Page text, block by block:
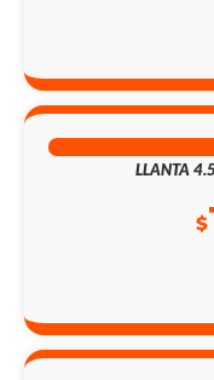
LLANTA
$